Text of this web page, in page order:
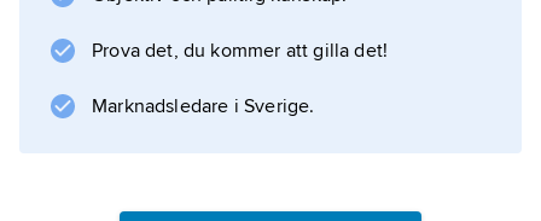
mestadels regnskur.
Prova det, du kommer att gilla det!
Marknadsledare i Sverige.